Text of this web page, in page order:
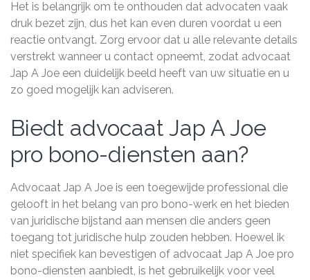
Het is belangrijk om te onthouden dat advocaten vaak
druk bezet zijn, dus het kan even duren voordat u een
reactie ontvangt. Zorg ervoor dat u alle relevante details
verstrekt wanneer u contact opneemt, zodat advocaat
Jap A Joe een duidelijk beeld heeft van uw situatie en u
zo goed mogelijk kan adviseren.
Biedt advocaat Jap A Joe
pro bono-diensten aan?
Advocaat Jap A Joe is een toegewijde professional die
gelooft in het belang van pro bono-werk en het bieden
van juridische bijstand aan mensen die anders geen
toegang tot juridische hulp zouden hebben. Hoewel ik
niet specifiek kan bevestigen of advocaat Jap A Joe pro
bono-diensten aanbiedt, is het gebruikelijk voor veel